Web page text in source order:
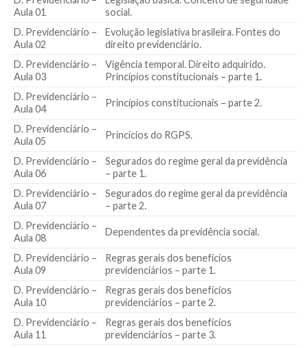
Aula 01
social.
D. Previdenciário –
Aula 02
Evolução legislativa brasileira. Fontes do
direito previdenciário.
D. Previdenciário –
Aula 03
Vigência temporal. Direito adquirido.
Princípios constitucionais – parte 1.
D. Previdenciário –
Aula 04
Princípios constitucionais – parte 2.
D. Previdenciário –
Aula 05
Princícios do RGPS.
D. Previdenciário –
Aula 06
Segurados do regime geral da previdência
– parte 1.
D. Previdenciário –
Aula 07
Segurados do regime geral da previdência
– parte 2.
D. Previdenciário –
Aula 08
Dependentes da previdência social.
D. Previdenciário –
Aula 09
Regras gerais dos benefícios
previdenciários – parte 1.
D. Previdenciário –
Aula 10
Regras gerais dos benefícios
previdenciários – parte 2.
D. Previdenciário –
Aula 11
Regras gerais dos benefícios
previdenciários – parte 3.